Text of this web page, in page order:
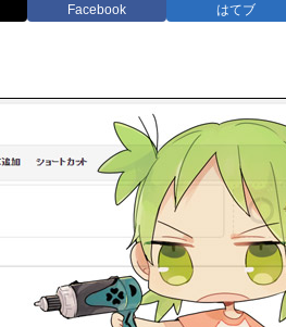
Facebook はてブ